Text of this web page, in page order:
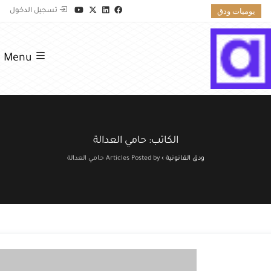
يوميات ودق تسجيل الدخول
Menu
الكاتب: حامي العدالة
ودق القانونية ›Articles Posted by حامي العدالة